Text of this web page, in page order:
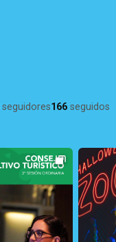
seguidores166 seguidos